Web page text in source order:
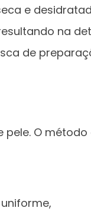
e
na
de
pele. O